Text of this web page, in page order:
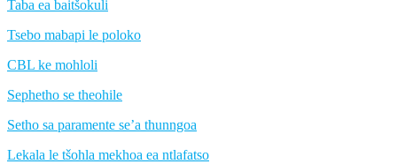
Taba ea baitšokuli
Tsebo mabapi le poloko
CBL ke mohloli
Sephetho se theohile
Setho sa paramente se’a thunngoa
Lekala le tšohla mekhoa ea ntlafatso